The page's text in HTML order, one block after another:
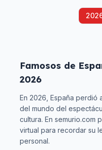
Famosos de
2026
En 2026 España perdió
del mundo del
cultura. En semurio.com
virtual para recordar su
personal.